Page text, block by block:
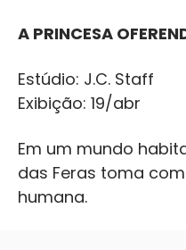
A PRINCESA
Estúdio: J.C. Staff
Exibição: 19/abr
Em um mundo
das Feras toma
humana.